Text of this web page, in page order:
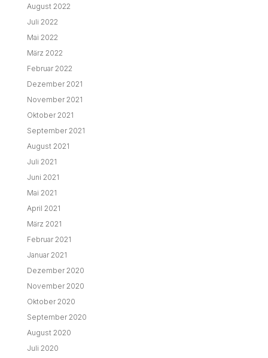
August 2022
Juli 2022
Mai 2022
März 2022
Februar 2022
Dezember 2021
November 2021
Oktober 2021
September 2021
August 2021
Juli 2021
Juni 2021
Mai 2021
April 2021
März 2021
Februar 2021
Januar 2021
Dezember 2020
November 2020
Oktober 2020
September 2020
August 2020
Juli 2020